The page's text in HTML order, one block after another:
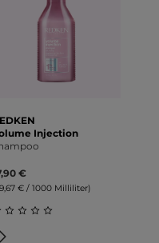
von 0 von 5 Sternen
Injection
€
€ / 1000 Milliliter)